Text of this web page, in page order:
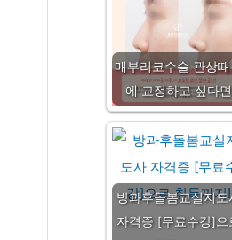
매부리코수술 관상
에 교정하고 싶다면
방과후돌봄교실지도
자격증 [무료수강]으